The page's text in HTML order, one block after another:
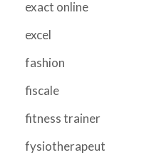
exact online
excel
fashion
fiscale
fitness trainer
fysiotherapeut